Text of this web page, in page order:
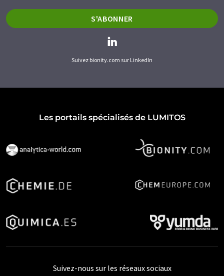
S'ABONNER
Suivez bionity.com sur LinkedIn
Les portails spécialisés de LUMITOS
Suivez-nous sur les réseaux sociaux